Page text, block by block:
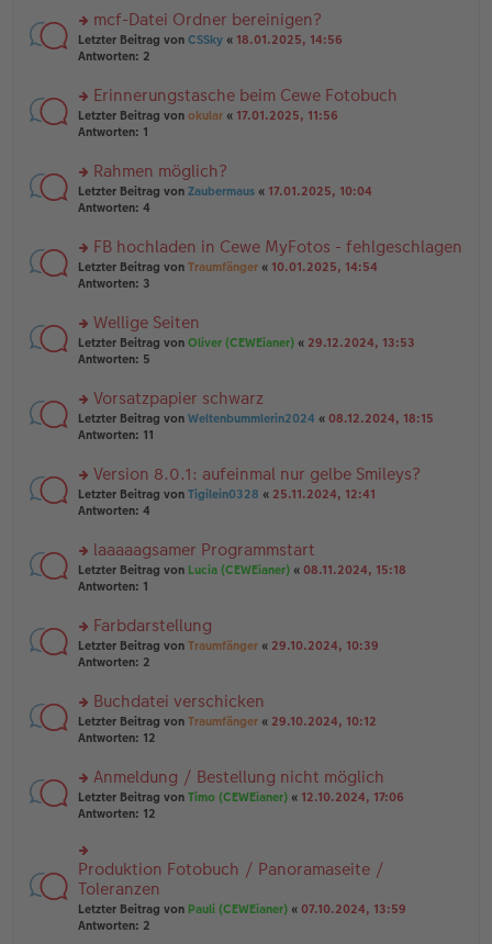
tr
a
g
e
n
er
tr
a
g
n
g
el
e
n
er
tr
a
g
rs
te
n
g
el
e
n
er
tr
a
g
mcf-Datei Ordner bereinigen?
Letzter Beitrag von CSSky « 18.01.2025, 14:56
Antworten: 2
rs
te
n
g
el
e
n
er
tr
a
g
Erinnerungstasche beim Cewe Fotobuch
Letzter Beitrag von okular « 17.01.2025, 11:56
Antworten: 1
rs
te
n
g
el
e
n
er
tr
a
g
Rahmen möglich?
Letzter Beitrag von Zaubermaus « 17.01.2025, 10:04
Antworten: 4
rs
te
n
g
el
e
n
er
tr
a
g
FB hochladen in Cewe MyFotos - fehlgeschlagen
Letzter Beitrag von Traumfänger « 10.01.2025, 14:54
Antworten: 3
rs
te
n
g
el
e
n
er
tr
a
g
Wellige Seiten
Letzter Beitrag von Oliver (CEWEianer) « 29.12.2024, 13:53
Antworten: 5
rs
te
n
g
el
e
n
er
tr
a
g
Vorsatzpapier schwarz
Letzter Beitrag von Weltenbummlerin2024 « 08.12.2024, 18:15
Antworten: 11
rs
te
n
g
el
e
n
er
tr
a
g
Version 8.0.1: aufeinmal nur gelbe Smileys?
Letzter Beitrag von Tigilein0328 « 25.11.2024, 12:41
Antworten: 4
rs
te
n
g
el
e
n
er
tr
a
g
laaaaagsamer Programmstart
Letzter Beitrag von Lucia (CEWEianer) « 08.11.2024, 15:18
Antworten: 1
rs
te
n
g
el
e
n
er
tr
a
g
Farbdarstellung
Letzter Beitrag von Traumfänger « 29.10.2024, 10:39
Antworten: 2
rs
te
n
g
el
e
n
er
B
ei
tr
Buchdatei verschicken
Letzter Beitrag von Traumfänger « 29.10.2024, 10:12
Antworten: 12
rs
te
u
n
g
el
es
e
Anmeldung / Bestellung nicht möglich
Letzter Beitrag von Timo (CEWEianer) « 12.10.2024, 17:06
Antworten: 12
rs
te
r
u
n
Produktion Fotobuch / Panoramaseite /
Toleranzen
Letzter Beitrag von Pauli (CEWEianer) « 07.10.2024, 13:59
Antworten: 2